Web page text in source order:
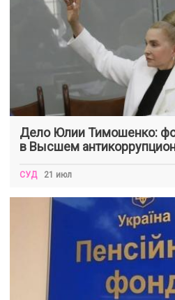
Дело Юлии Тимошенко:
в Высшем
СУД 21 июл